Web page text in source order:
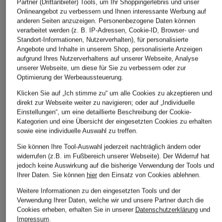
Partner (Drittanbieter) Tools, um Ihr Shoppingerlebnis und unser
Onlineangebot zu verbessern und Ihnen interessante Werbung auf
anderen Seiten anzuzeigen. Personenbezogene Daten können
verarbeitet werden (z. B. IP-Adressen, Cookie-ID, Browser- und
Standort-Informationen, Nutzerverhalten), für personalisierte
Angebote und Inhalte in unserem Shop, personalisierte Anzeigen
aufgrund Ihres Nutzerverhaltens auf unserer Webseite, Analyse
unserer Webseite, um diese für Sie zu verbessern oder zur
Optimierung der Werbeaussteuerung.
Klicken Sie auf „Ich stimme zu“ um alle Cookies zu akzeptieren und
direkt zur Webseite weiter zu navigieren; oder auf „Individuelle
Einstellungen“, um eine detaillierte Beschreibung der Cookie-
Kategorien und eine Übersicht der eingesetzten Cookies zu erhalten
sowie eine individuelle Auswahl zu treffen.
Sie können Ihre Tool-Auswahl jederzeit nachträglich ändern oder
widerrufen (z.B. im Fußbereich unserer Webseite). Der Widerruf hat
jedoch keine Auswirkung auf die bisherige Verwendung der Tools und
Ihrer Daten. Sie können hierden Einsatz von Cookies ablehnen.
Weitere Informationen zu den eingesetzten Tools und der
Verwendung Ihrer Daten, welche wir und unsere Partner durch die
Cookies erheben, erhalten Sie in unserer Datenschutzerklärungund
Impressum.